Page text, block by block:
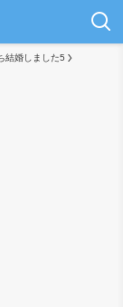
結婚しました5